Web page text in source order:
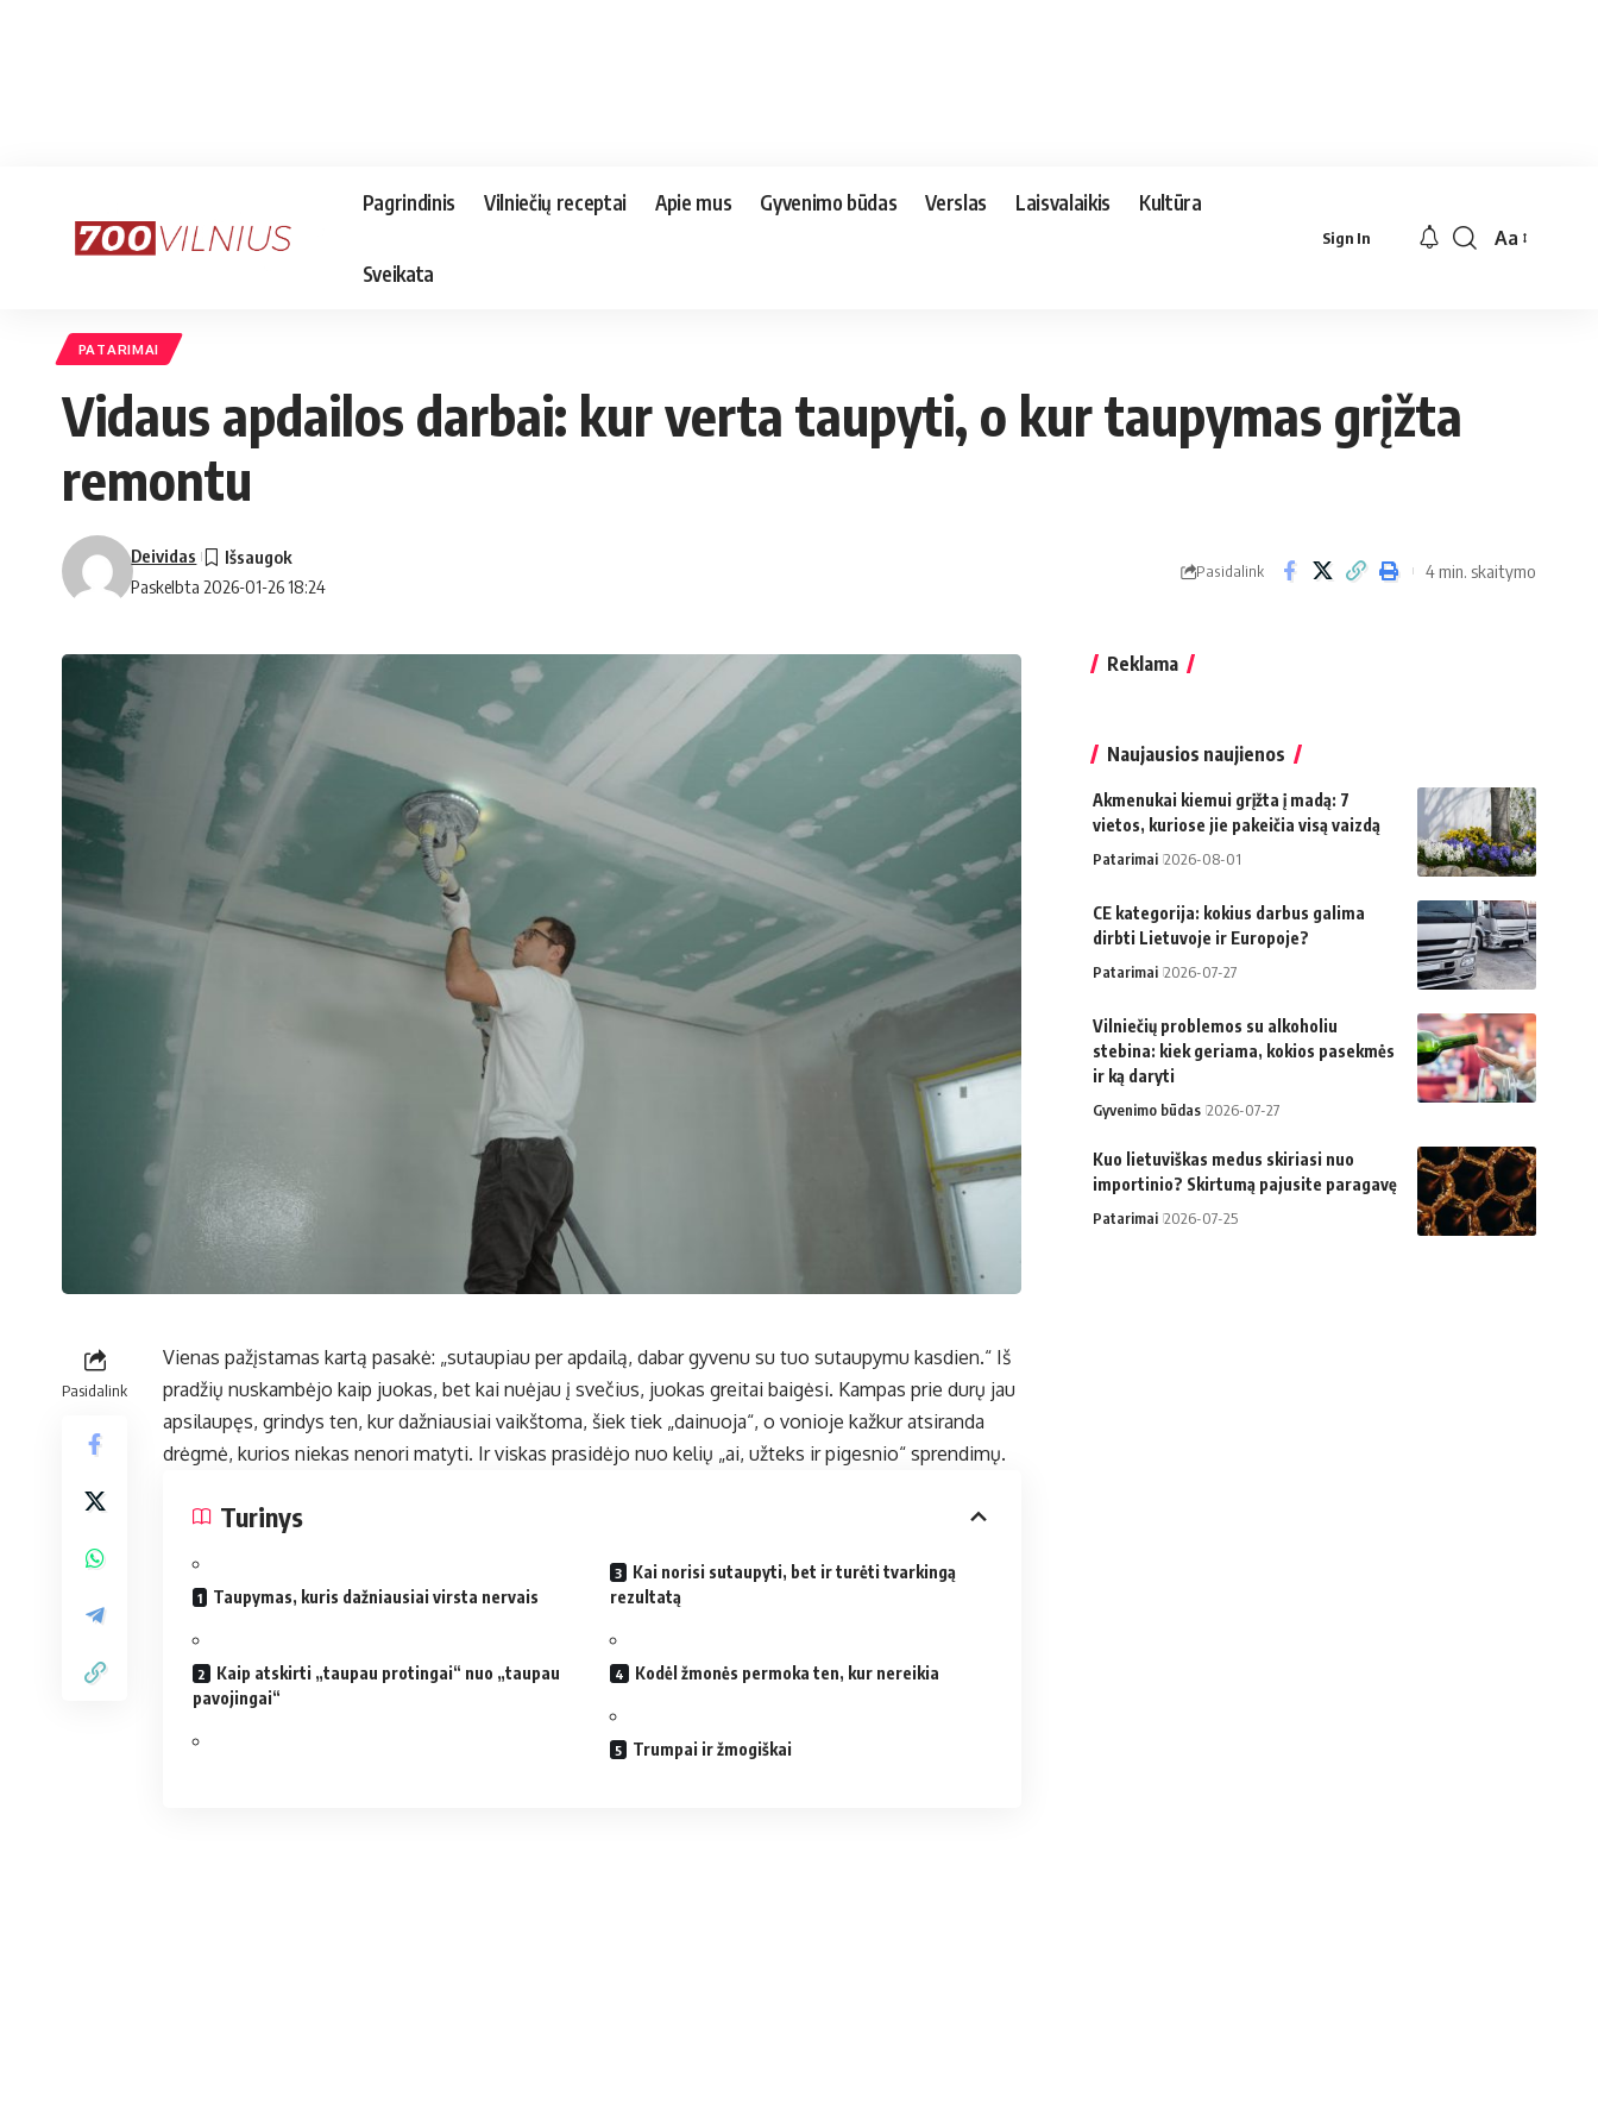
Pagrindinis Vilniečių receptai Apie mus Gyvenimo būdas Verslas Laisvalaikis Kultūra
Sveikata
Sign In
Font
Aa
PATARIMAI
Vidaus apdailos darbai: kur verta taupyti, o kur taupymas grįžta
remontu
Paskelbta 2026-01-26 18:24
Deividas
Pasidalink 4 min. skaitymo
Pasidalink
Vienas pažįstamas kartą pasakė: „sutaupiau per apdailą, dabar gyvenu su tuo sutaupymu kasdien.“ Iš
pradžių nuskambėjo kaip juokas, bet kai nuėjau į svečius, juokas greitai baigėsi. Kampas prie durų jau
apsilaupęs, grindys ten, kur dažniausiai vaikštoma, šiek tiek „dainuoja“, o vonioje kažkur atsiranda
drėgmė, kurios niekas nenori matyti. Ir viskas prasidėjo nuo kelių „ai, užteks ir pigesnio“ sprendimų.
Turinys
Taupymas, kuris dažniausiai virsta nervais
Kaip atskirti „taupau protingai“ nuo „taupau
pavojingai“
Kai norisi sutaupyti, bet ir turėti tvarkingą
rezultatą
Kodėl žmonės permoka ten, kur nereikia
Trumpai ir žmogiškai
Reklama
Naujausios naujienos
Akmenukai kiemui grįžta į madą: 7
vietos, kuriose jie pakeičia visą vaizdą
Patarimai 2026-08-01
CE kategorija: kokius darbus galima
dirbti Lietuvoje ir Europoje?
Patarimai 2026-07-27
Vilniečių problemos su alkoholiu
stebina: kiek geriama, kokios pasekmės
ir ką daryti
Gyvenimo būdas 2026-07-27
Kuo lietuviškas medus skiriasi nuo
importinio? Skirtumą pajusite paragavę
Patarimai 2026-07-25